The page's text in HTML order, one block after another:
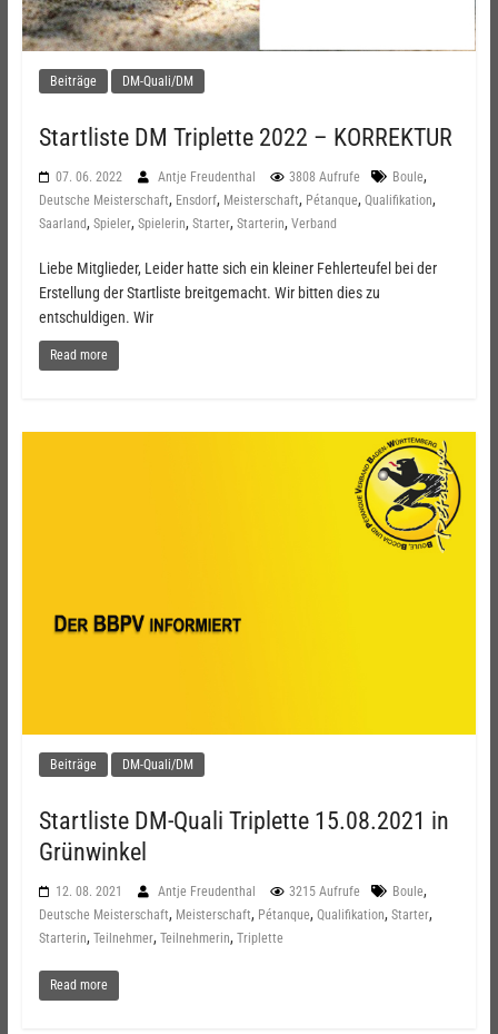
Beiträge DM-Quali/DM
Startliste DM Triplette 2022 – KORREKTUR
07. 06. 2022 Antje Freudenthal 3808 Aufrufe Boule,
Deutsche Meisterschaft, Ensdorf, Meisterschaft, Pétanque, Qualifikation,
Saarland, Spieler, Spielerin, Starter, Starterin, Verband
Liebe Mitglieder, Leider hatte sich ein kleiner Fehlerteufel bei der
Erstellung der Startliste breitgemacht. Wir bitten dies zu
entschuldigen. Wir
Read more
Beiträge DM-Quali/DM
Startliste DM-Quali Triplette 15.08.2021 in
Grünwinkel
12. 08. 2021 Antje Freudenthal 3215 Aufrufe Boule,
Deutsche Meisterschaft, Meisterschaft, Pétanque, Qualifikation, Starter,
Starterin, Teilnehmer, Teilnehmerin, Triplette
Read more